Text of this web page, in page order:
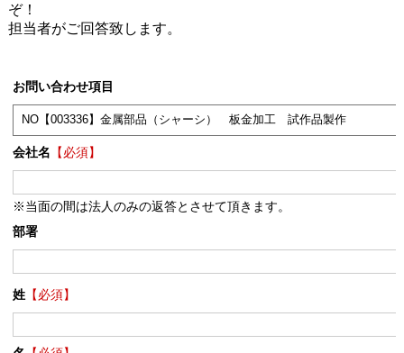
ぞ！
担当者がご回答致します。
お問い合わせ項目
会社名 【必須】
※当面の間は法人のみの返答とさせて頂きます。
部署
姓【必須】